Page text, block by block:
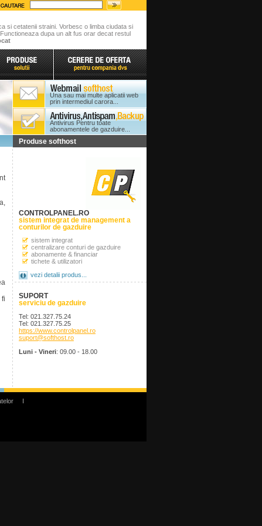
si cetatenii straini. Vorbesc o limba ciudata si
dupa un alt fus orar decat restul
Una sau mai multe aplicatii web
prin intermediul carora...
Antivirus Pentru toate
abonamentele de gazduire...
Produse softhost
CONTROLPANEL.RO
sistem integrat de management a
conturilor de gazduire
sistem integrat
centralizare conturi de gazduire
abonamente & financiar
tichete & utilizatori
vezi detalii produs...
SUPORT
serviciu de gazduire
Tel: 021.327.75.24
Tel: 021.327.75.25
https://www.controlpanel.ro
suport@softhost.ro
Luni - Vineri: 09.00 - 18.00
I